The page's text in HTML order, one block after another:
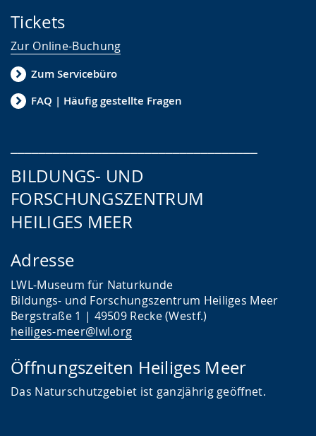
Tickets
Zur Online-Buchung
Zum Servicebüro
FAQ | Häufig gestellte Fragen
BILDUNGS- UND
FORSCHUNGSZENTRUM
HEILIGES MEER
Adresse
LWL-Museum für Naturkunde
Bildungs- und Forschungszentrum Heiliges Meer
Bergstraße 1 | 49509 Recke (Westf.)
heiliges-meer@lwl.org
Öffnungszeiten Heiliges Meer
Das Naturschutzgebiet ist ganzjährig geöffnet.